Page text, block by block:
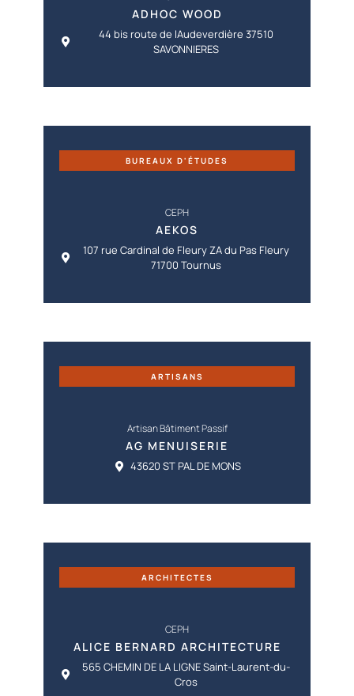
ADHOC WOOD
44 bis route de lAudeverdière 37510
SAVONNIERES
BUREAUX D'ÉTUDES
CEPH
AEKOS
107 rue Cardinal de Fleury ZA du Pas Fleury
71700 Tournus
ARTISANS
Artisan Bâtiment Passif
AG MENUISERIE
43620 ST PAL DE MONS
ARCHITECTES
CEPH
ALICE BERNARD ARCHITECTURE
565 CHEMIN DE LA LIGNE Saint-Laurent-du-
Cros